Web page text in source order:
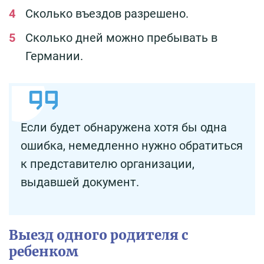
Сколько въездов разрешено.
Сколько дней можно пребывать в
Германии.
Если будет обнаружена хотя бы одна
ошибка, немедленно нужно обратиться
к представителю организации,
выдавшей документ.
Выезд одного родителя с
ребенком